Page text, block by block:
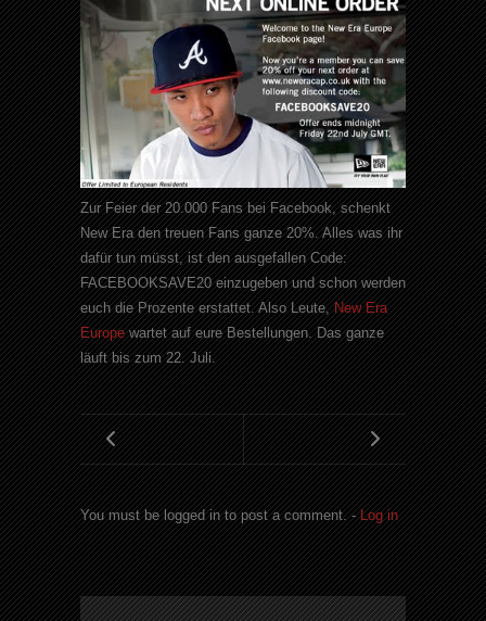
Zur Feier der 20.000 Fans beiFacebook, schenkt
New Eraden treuen Fans ganze 20%. Alles was ihr
dafür tun müsst, ist den ausgefallen Code:
FACEBOOKSAVE20einzugeben und schon werden
euch die Prozente erstattet. Also Leute,New Era
Europewartet auf eure Bestellungen. Das ganze
läuft bis zum 22. Juli.
You must be logged in to post a comment. -Log in